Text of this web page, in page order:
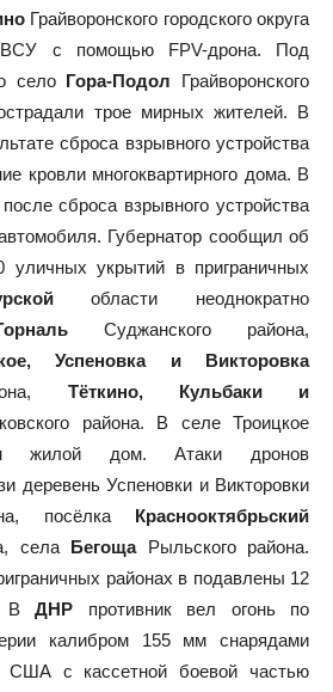
Грайворонского городского округа
ВСУ с помощью FPV-дрона. Под
село Гора-Подол Грайворонского
трое мирных жителей. В
сброса взрывного устройства
кровли многоквартирного дома. В
сброса взрывного устройства
Губернатор сообщил об
уличных укрытий в приграничных
области неоднократно
Суджанского района,
Успеновка и Викторовка
Тёткино, Кульбаки и
района. В селе Троицкое
жилой дом. Атаки дронов
деревень Успеновки и Викторовки
посёлка Краснооктябрьский
села БегощаРыльского района.
районах в подавлены 12
ВДНР противник вел огонь по
калибром 155 мм снарядами
США с кассетной боевой частью